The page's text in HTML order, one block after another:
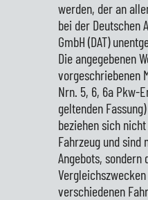
werden, der an
bei der Deutschen
GmbH (DAT)
Die angegebenen
vorgeschriebenen
Nrn. 5, 6, 6a Pkw-
geltenden
beziehen sich
Fahrzeug und sind
Angebots, sondern
verschiedenen